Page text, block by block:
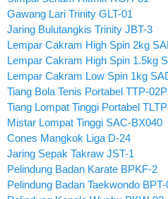
Gawang Lari Trinity GLT-01
Jaring Bulutangkis Trinity JBT-3
Lempar Cakram High Spin 2kg
Lempar Cakram High Spin 1.5kg
Lempar Cakram Low Spin 1kg
Tiang Bola Tenis Portabel TTP-02P
Tiang Lompat Tinggi Portabel
Mistar Lompat Tinggi SAC-BX040
Cones Mangkok Liga D-24
Jaring Sepak Takraw JST-1
Pelindung Badan Karate BPKF-2
Pelindung Badan Taekwondo BPT-